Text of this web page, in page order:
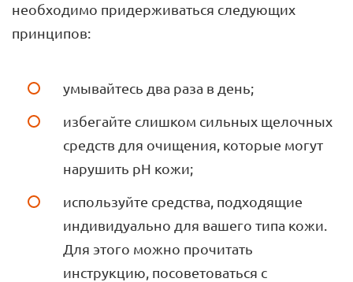
необходимо придерживаться следующих
принципов:
умывайтесь два раза в день;
избегайте слишком сильных щелочных
средств для очищения, которые могут
нарушить pH кожи;
используйте средства, подходящие
индивидуально для вашего типа кожи.
Для этого можно прочитать
инструкцию, посоветоваться с